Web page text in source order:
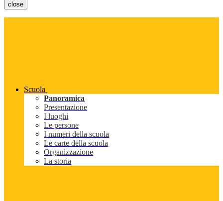
close
Scuola
Panoramica
Presentazione
I luoghi
Le persone
I numeri della scuola
Le carte della scuola
Organizzazione
La storia